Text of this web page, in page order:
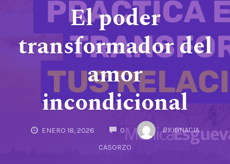
El poder
transformador del
amor
incondicional
ENERO 18, 2026 0COMMENTSBYIGNACIA
CASORZO